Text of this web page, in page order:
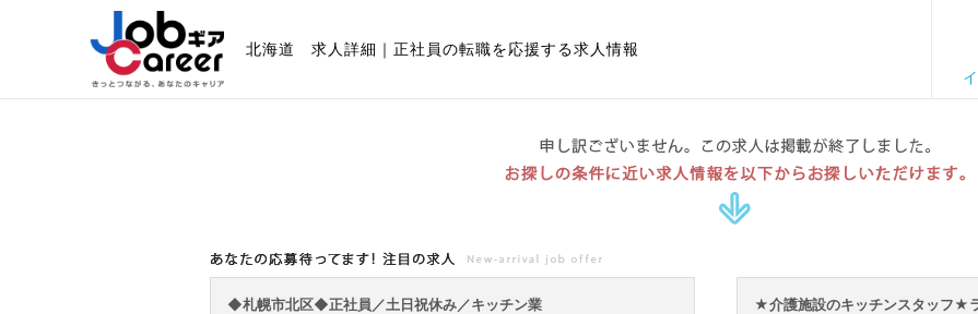
北海道 求人詳細｜正社員の転職を応援する求人情報
あなたの応募待ってます!注目の求人
◆札幌市北区◆正社員／土日祝休み／キッチン業
★介護施設のキッチンスタッフ★